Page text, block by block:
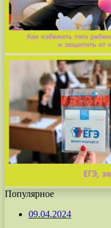
Популярное
09.04.2024